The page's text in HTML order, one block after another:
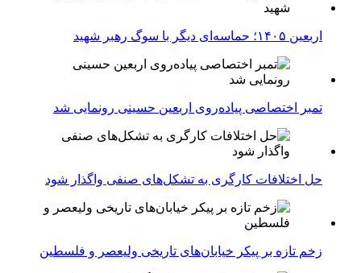
اربعین ۱۴۰۵؛ حماسه‌ای دیگر با سوگ رهبر شهید
تمبر اختصاصی پیاده‌روی اربعین حسینی رونمایی شد
حل اختلافات کارگری به تشکل‌های صنفی واگذار شود
زخم تازه بر پیکر خیابان‌های تاریخی ولیعصر و فلسطین